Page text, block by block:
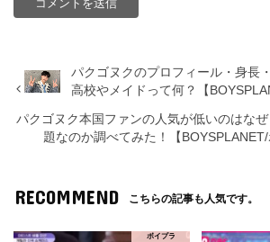
パクゴヌクのプロフィール・身長
高校やメイドって何？【
パクゴヌク本国ファンの人気が低いのはな
題なのか調べてみた！【BOYSPLANET/
RECOMMEND こちらの記事も人気です。
ボイプラ